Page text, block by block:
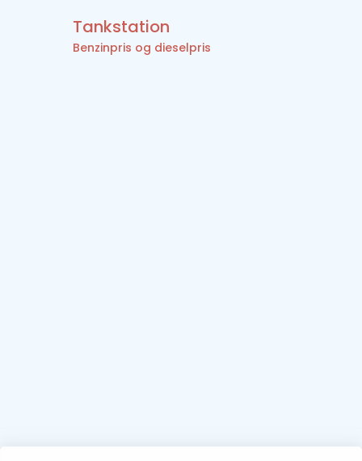
Tankstation
Benzinpris og dieselpris